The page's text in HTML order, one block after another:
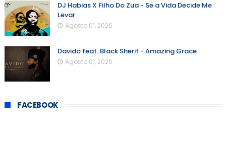
DJ Habias X Filho Do Zua - Se a Vida Decide Me
Levar
Agosto 01, 2026
Davido feat. Black Sherif - Amazing Grace
Agosto 01, 2026
FACEBOOK